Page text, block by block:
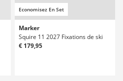
Economisez En Set
Marker
Squire 11 2027 Fixations de ski
€ 179,95